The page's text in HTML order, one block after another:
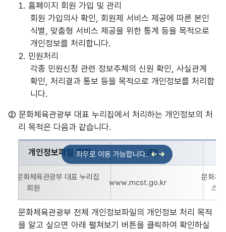
1. 홈페이지 회원 가입 및 관리
회원 가입의사 확인, 회원제 서비스 제공에 따른 본인
식별, 맞춤형 서비스 제공을 위한 통계 등을 목적으로
개인정보를 처리합니다.
2. 민원처리
각종 민원신청 관련 정보주체의 신원 확인, 사실관계
확인, 처리결과 통보 등을 목적으로 개인정보를 처리합
니다.
② 문화체육관광부 대표 누리집에서 처리하는 개인정보의 처
리 목적은 다음과 같습니다.
대표 누리집 개인정보 처리항목 및 보유기간의 연번, 개인정보
개인정보파일 명칭 URL
문화체육관광부 대표 누리집
회원
www.mcst.go.kr
문화체
스
문화체육관광부 전체 개인정보파일의 개인정보 처리 목적
을 알고 싶으면 아래 펼쳐보기 버튼을 클릭하여 확인하실